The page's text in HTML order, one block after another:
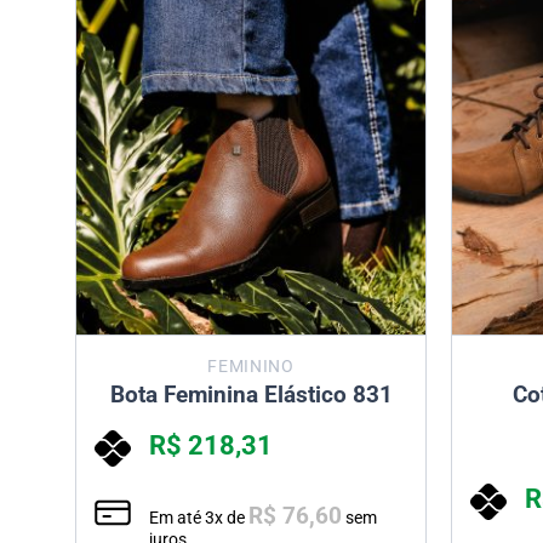
FEMININO
Bota Feminina Elástico 831
R$ 218,31
Em até3x de R$ 76,60 sem